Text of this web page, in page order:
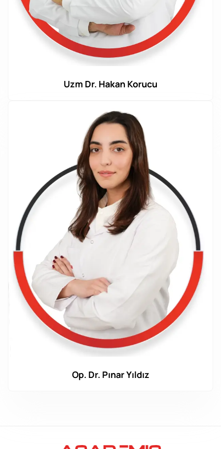
Uzm Dr. Hakan Korucu
Op. Dr. Pınar Yıldız